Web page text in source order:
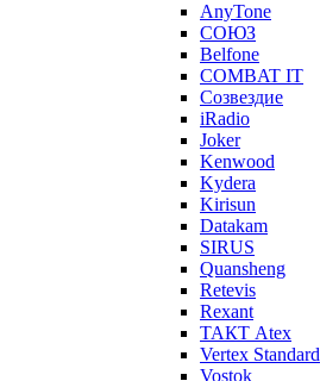
AnyTone
СОЮЗ
Belfone
COMBAT IT
Созвездие
iRadio
Joker
Kenwood
Kydera
Kirisun
Datakam
SIRUS
Quansheng
Retevis
Rexant
ТАКТ Atex
Vertex Standard
Vostok